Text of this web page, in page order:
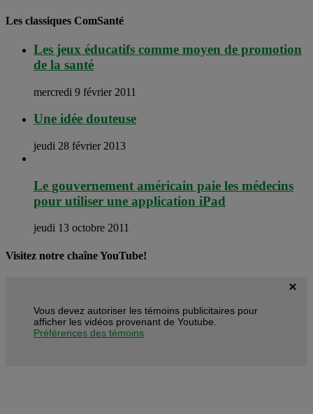
Les classiques ComSanté
Les jeux éducatifs comme moyen de promotion
de la santé
mercredi 9 février 2011
Une idée douteuse
jeudi 28 février 2013
Le gouvernement américain paie les médecins
pour utiliser une application iPad
jeudi 13 octobre 2011
Visitez notre chaîne YouTube!
Vous devez autoriser les témoins publicitaires pour
afficher les vidéos provenant de Youtube.
Préférences des témoins